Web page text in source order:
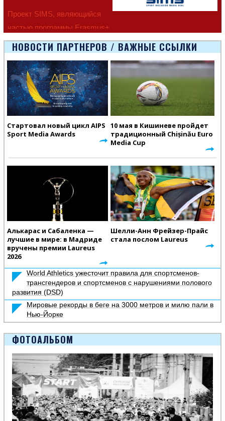
Проект SIMS, являющийся
частью программы Erasmus+
Европейско
НОВОСТИ ПАРТНЕРОВ / ВАЖНЫЕ ССЫЛКИ
Стартовал новый цикл AIPS
Sport Media Awards
10 мая в Кишиневе пройдет
традиционный Chișinău Euro
Media Cup
Алькарас и Сабаленка —
лучшие в мире: в Мадриде
вручены премии Laureus
2026
Шелли-Анн Фрейзер-Прайс
стала послом Laureus
World Athletics ужесточит правила для спортсменов-
трансгендеров и спортсменов с нарушениями полового
развития (DSD)
Мировые рекорды в беге на 3000 метров и милю пали в
Нью-Йорке
ФОТОАЛЬБОМ